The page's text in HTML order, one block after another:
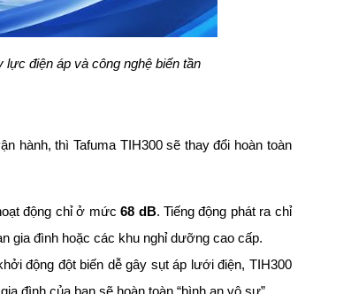
lực điện áp và công nghệ biến tần
hành, thì Tafuma TIH300 sẽ thay đổi hoàn toàn
động chỉ ở mức68 dB. Tiếng động phát ra chỉ
gia đình hoặc các khu nghỉ dưỡng cao cấp.
động đột biến dễ gây sụt áp lưới điện, TIH300